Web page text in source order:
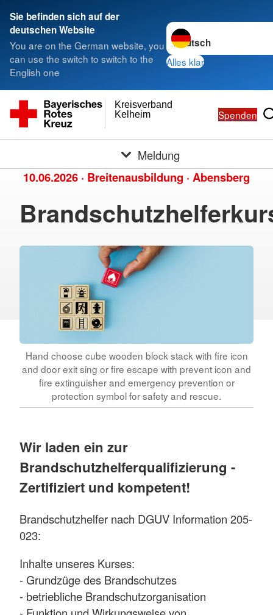
Sie befinden sich auf der
deutschen Website
You are on the German website, you
can use the switch to switch to the
English one
Sprache wechseln zu
Alles klar
Kelheim
Kreisverband
Spenden
Meldung
10.06.2026 · Breitenausbildung · Abensberg
Hand choose cube wooden block stack with fire icon
and door exit sing or fire escape with prevent icon and
fire extinguisher and emergency prevention or
protection symbol for safety and rescue.
Wir laden ein zur
Brandschutzhelferqualifizierung -
Zertifiziert und kompetent!
Brandschutzhelfer nach DGUV Information 205-
023:
Inhalte unseres Kurses:
- Grundzüge des Brandschutzes
- betriebliche Brandschutzorganisation